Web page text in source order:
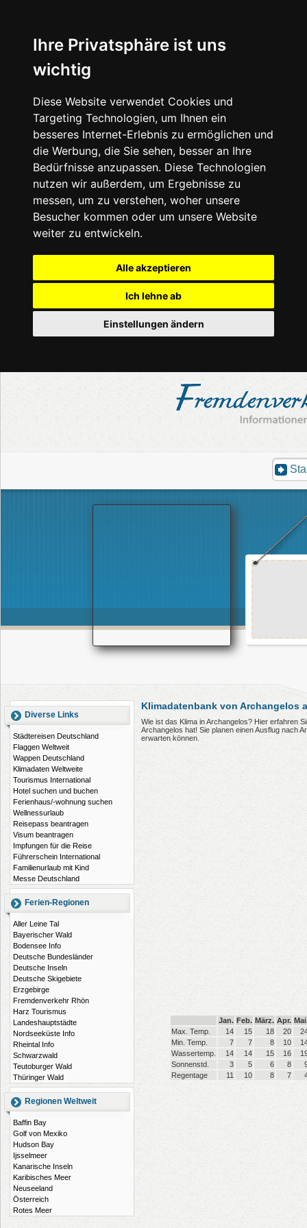
Ihre Privatsphäre ist uns
wichtig
Diese Website verwendet Cookies und
Targeting Technologien, um Ihnen ein
besseres Internet-Erlebnis zu ermöglichen und
die Werbung, die Sie sehen, besser an Ihre
Bedürfnisse anzupassen. Diese Technologien
nutzen wir außerdem, um Ergebnisse zu
messen, um zu verstehen, woher unsere
Besucher kommen oder um unsere Website
weiter zu entwickeln.
Alle akzeptieren
Ich lehne ab
Einstellungen ändern
Diverse Links
Städtereisen Deutschland
Flaggen Weltweit
Wappen Deutschland
Klimadaten Weltweite
Tourismus International
Hotel suchen und buchen
Ferienhaus/-wohnung suchen
Wellnessurlaub
Reisepass beantragen
Visum beantragen
Impfungen für die Reise
Führerschein International
Familienurlaub mit Kind
Messe Deutschland
Ferien-Regionen
Aller Leine Tal
Bayerischer Wald
Bodensee Info
Deutsche Bundesländer
Deutsche Inseln
Deutsche Skigebiete
Erzgebirge
Fremdenverkehr Rhön
Harz Tourismus
Landeshauptstädte
Nordseeküste Info
Rheintal Info
Schwarzwald
Teutoburger Wald
Thüringer Wald
Regionen Weltweit
Baffin Bay
Golf von Mexiko
Hudson Bay
Ijsselmeer
Kanarische Inseln
Karibisches Meer
Neuseeland
Österreich
Rotes Meer
Klimadatenbank von Archangelos
Wie ist das Klima in Archangelos? Hier erfahren
Archangelos hat! Sie planen einen Ausflug nach
erwarten können.
Jan. Feb. März. Apr.
Max. Temp.
14 15 18 20
Min. Temp.
7 7 8 10
Wassertemp.
14 14 15 16
Sonnenstd.
3 5 6 8
Regentage
11 10 8 7